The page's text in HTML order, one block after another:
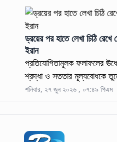
ড্রয়ের পর হাতে লেখা চিঠি
ইরান
প্রতিযোগিতামূলক ফলাফলের
শ্রদ্ধা ও সততার মূল্যবোধকে
শনিবার, ২৭ জুন ২০২৬ , ০৭:৪৯ পিএম